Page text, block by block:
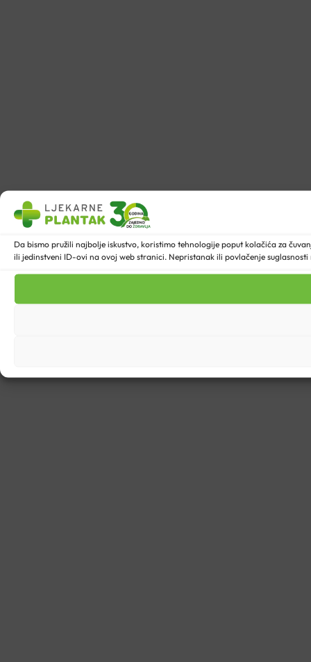
Da bismo pružili najbolje iskustvo, koristimo tehnologije poput kolačića za
ili jedinstveni ID-ovi na ovoj web stranici. Nepristanak ili povlačenje